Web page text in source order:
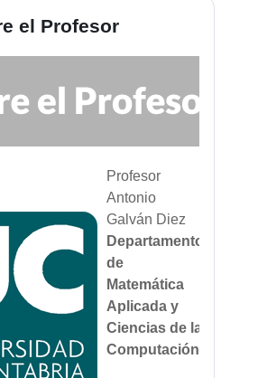
el Profesor
Profesor
Antonio
Galván Diez
Departamento
de
Matemática
Aplicada y
Ciencias de la
Computación